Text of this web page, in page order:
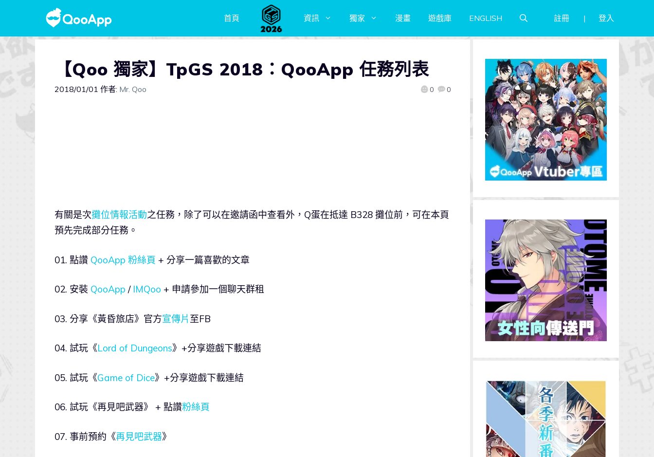
首頁 資訊 獨家 漫畫 遊戲庫 ENGLISH 註冊 登入
【Qoo 獨家】TpGS 2018：QooApp 任務列表
2018/01/01 作者: Mr. Qoo 0 0
有關是次攤位情報活動之任務，除了可以在邀請函中查看外，Q蛋在抵達 B328 攤位前，可在本頁
預先完成部分任務。
01. 點讚 QooApp 粉絲頁 + 分享一篇喜歡的文章
02. 安裝 QooApp / IMQoo + 申請參加一個聊天群租
03. 分享《黃昏旅店》官方宣傳片 至FB
04. 試玩《Lord of Dungeons》+分享遊戲下載連結
05. 試玩《Game of Dice》+分享遊戲下載連結
06. 試玩《再見吧武器》 + 點讚粉絲頁
07. 事前預約《再見吧武器》